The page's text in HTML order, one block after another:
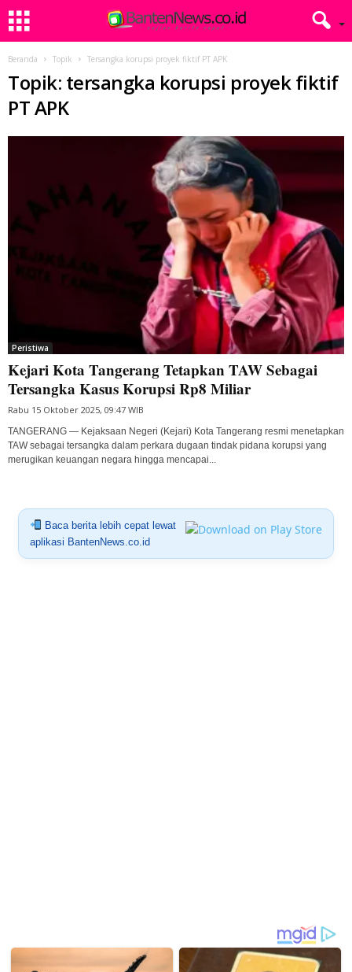
Beranda Topik Tersangka korupsi proyek fiktif PT APK
Topik: tersangka korupsi proyek fiktif
PT APK
Peristiwa
Kejari Kota Tangerang Tetapkan TAW Sebagai
Tersangka Kasus Korupsi Rp8 Miliar
Rabu 15 Oktober 2025, 09:47 WIB
TANGERANG — Kejaksaan Negeri (Kejari) Kota Tangerang resmi menetapkan
TAW sebagai tersangka dalam perkara dugaan tindak pidana korupsi yang
merugikan keuangan negara hingga mencapai...
Baca berita lebih cepat lewat
aplikasi BantenNews.co.id